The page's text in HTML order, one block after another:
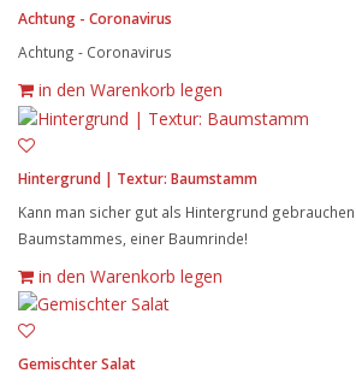
Achtung - Coronavirus
Achtung - Coronavirus
in den Warenkorb legen
Hintergrund | Textur: Baumstamm
Kann man sicher gut als Hintergrund
Baumstammes, einer Baumrinde!
in den Warenkorb legen
Gemischter Salat